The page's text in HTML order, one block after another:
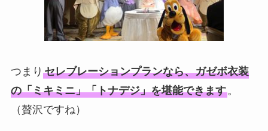
つまり セレブレーションプランなら、ガゼボ衣装
の「ミキミニ」「トナデジ」を堪能できます。
（贅沢ですね）